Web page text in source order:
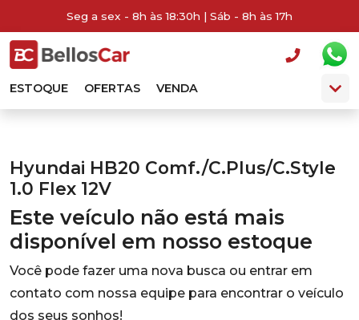
Seg a sex - 8h às 18:30h | Sáb - 8h às 17h
ESTOQUE OFERTAS VENDA
Hyundai HB20 Comf./C.Plus/C.Style
1.0 Flex 12V
Este veículo não está mais
disponível em nosso estoque
Você pode fazer uma nova busca ou entrar em
contato com nossa equipe para encontrar o veículo
dos seus sonhos!